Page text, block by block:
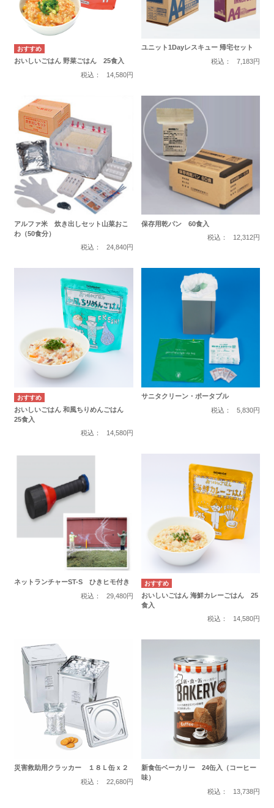
おいしいごはん 野菜ごはん 25食入
税込：
14,580円
ユニット1Dayレスキュー 帰宅セット
税込：
7,183円
アルファ米 炊き出しセット山菜おこ
わ（50食分）
税込：
24,840円
保存用乾パン 60食入
税込：
12,312円
おいしいごはん 和風ちりめんごはん
25食入
税込：
14,580円
サニタクリーン・ポータブル
税込：
5,830円
ネットランチャーST-S ひきヒモ付き
税込：
29,480円
おいしいごはん 海鮮カレーごはん 25
食入
税込：
14,580円
災害救助用クラッカー １８Ｌ缶ｘ２
税込：
22,680円
新食缶ベーカリー 24缶入（コーヒー
味）
税込：
13,738円